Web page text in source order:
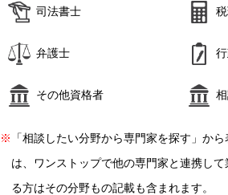
司法書士
弁護士
その他資格者
※
「相談したい分野から専門家を探す」か
は、ワンストップで他の専門家と連携し
る方はその分野もの記載も含まれます。